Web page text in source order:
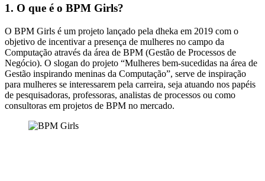
1. O que é o BPM Girls?
O BPM Girls é um projeto lançado pela dheka em 2019 com o
objetivo de incentivar a presença de mulheres no campo da
Computação através da área de BPM (Gestão de Processos de
Negócio). O slogan do projeto “Mulheres bem-sucedidas na área de
Gestão inspirando meninas da Computação”, serve de inspiração
para mulheres se interessarem pela carreira, seja atuando nos papéis
de pesquisadoras, professoras, analistas de processos ou como
consultoras em projetos de BPM no mercado.